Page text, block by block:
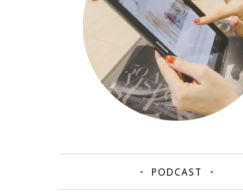
PODCAST